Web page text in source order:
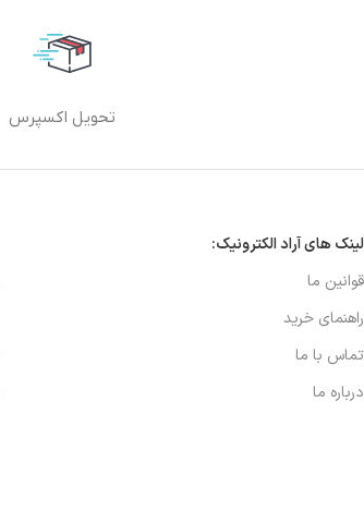
تحویل اکسپرس
لینک های آراد الکترونیک:
قوانین ما
راهنمای خرید
تماس با ما
درباره ما